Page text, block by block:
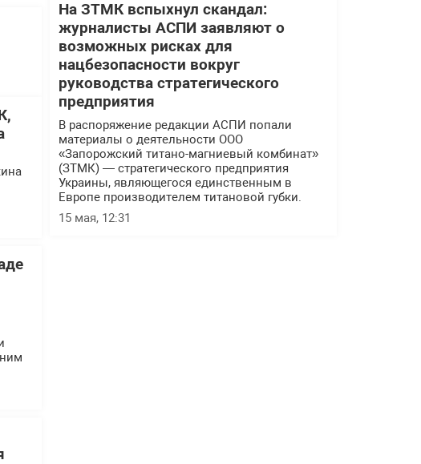
На ЗТМК вспыхнул скандал:
журналисты АСПИ заявляют о
возможных рисках для
нацбезопасности вокруг
руководства стратегического
предприятия
В распоряжение редакции АСПИ попали
материалы о деятельности ООО
«Запорожский титано-магниевый комбинат»
(ЗТМК) — стратегического предприятия
Украины, являющегося единственным в
Европе производителем титановой губки.
15 мая, 12:31